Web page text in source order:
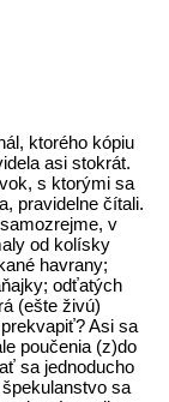
ktorého kópiu
asi stokrát.
s ktorými sa
pravidelne čítali.
v
od kolísky
havrany;
odťatých
(ešte živú)
Asi sa
poučenia (z)do
sa jednoducho
sa